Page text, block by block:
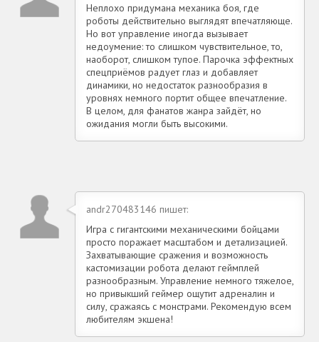
Неплохо придумана механика боя, где
роботы действительно выглядят впечатляюще.
Но вот управление иногда вызывает
недоумение: то слишком чувствительное, то,
наоборот, слишком тупое. Парочка эффектных
спецприёмов радует глаз и добавляет
динамики, но недостаток разнообразия в
уровнях немного портит общее впечатление.
В целом, для фанатов жанра зайдёт, но
ожидания могли быть высокими.
andr270483146 пишет:
Игра с гигантскими механическими бойцами
просто поражает масштабом и детализацией.
Захватывающие сражения и возможность
кастомизации робота делают геймплей
разнообразным. Управление немного тяжелое,
но привыкший геймер ощутит адреналин и
силу, сражаясь с монстрами. Рекомендую всем
любителям экшена!